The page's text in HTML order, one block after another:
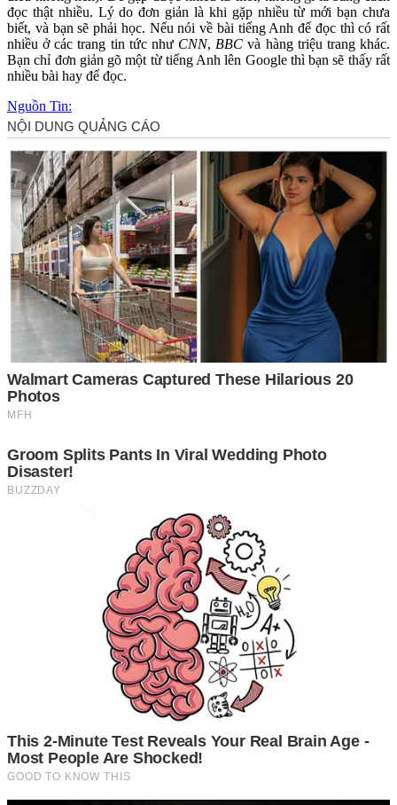
đọc thật nhiều. Lý do đơn giản là khi gặp nhiều từ mới bạn chưa
biết, và bạn sẽ phải học. Nếu nói về bài tiếng Anh để đọc thì có rất
nhiều ở các trang tin tức như CNN, BBCvà hàng triệu trang khác.
Bạn chỉ đơn giản gõ một từ tiếng Anh lên Google thì bạn sẽ thấy rất
nhiều bài hay để đọc.
Nguồn Tin: